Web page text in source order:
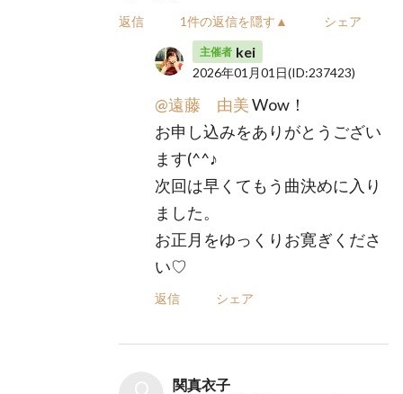
返信 1件の返信を隠す▲ シェア
主催者 kei
2026年01月01日(ID:237423)
@遠藤 由美Wow！
お申し込みをありがとうござい
ます(^^♪
次回は早くてもう曲決めに入り
ました。
お正月をゆっくりお寛ぎくださ
い♡
返信 シェア
関真衣子